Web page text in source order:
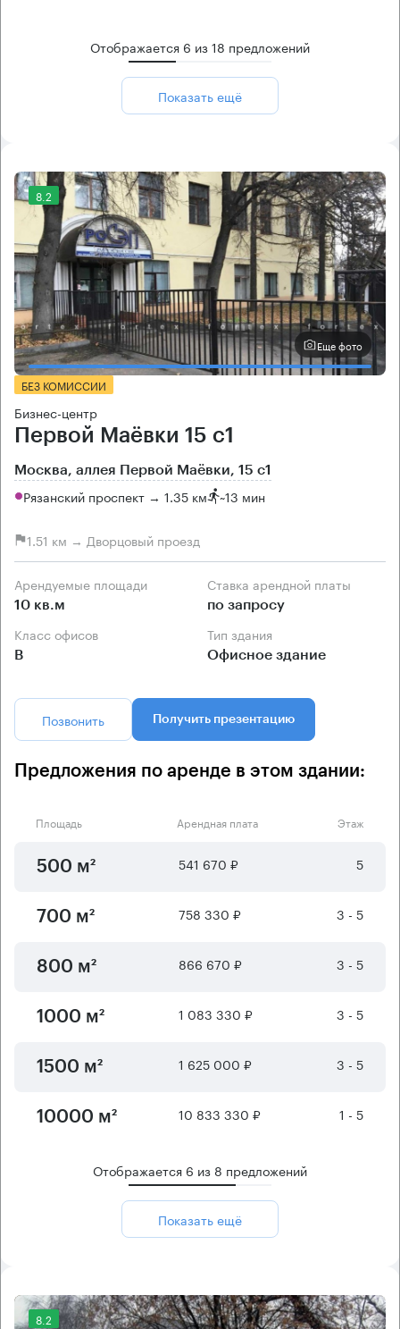
Отображается 6 из18 предложений
Показать ещё
8.2
Еще фото
БЕЗ КОМИССИИ
Бизнес-центр
Первой Маёвки 15 с1
Москва, аллея Первой Маёвки, 15 с1
Рязанский проспект → 1.35 км ~13 мин
1.51 км → Дворцовый проезд
Арендуемые площади
10 кв.м
Ставка арендной платы
по запросу
Класс офисов
B
Тип здания
Офисное здание
Позвонить Получить презентацию
Предложения по аренде в этом здании:
Площадь Арендная плата Этаж
500 м² 541 670 ₽ 5
700 м² 758 330 ₽ 3 - 5
800 м² 866 670 ₽ 3 - 5
1000 м² 1 083 330 ₽ 3 - 5
1500 м² 1 625 000 ₽ 3 - 5
10000 м² 10 833 330 ₽ 1 - 5
Отображается 6 из 8 предложений
Показать ещё
8.2